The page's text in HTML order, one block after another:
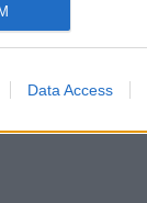
Data Access